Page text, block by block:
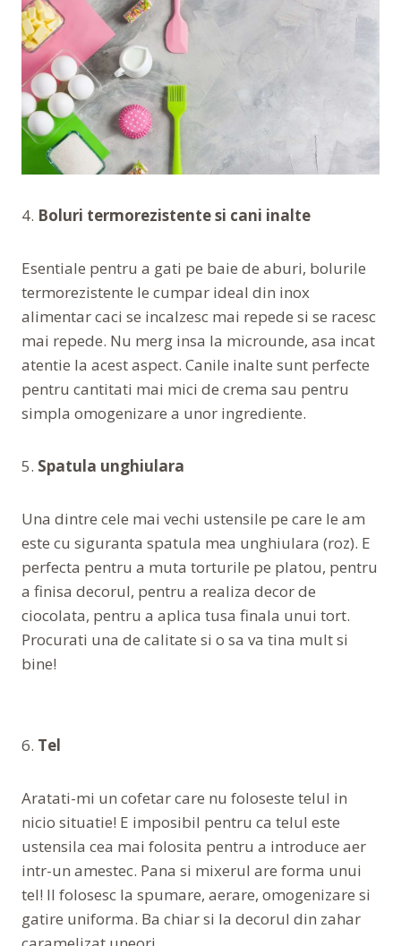
4. Boluri termorezistente si cani inalte
Esentiale pentru a gati pe baie de aburi, bolurile
termorezistente le cumpar ideal din inox
alimentar caci se incalzesc mai repede si se racesc
mai repede. Nu merg insa la microunde, asa incat
atentie la acest aspect. Canile inalte sunt perfecte
pentru cantitati mai mici de crema sau pentru
simpla omogenizare a unor ingrediente.
5. Spatula unghiulara
Una dintre cele mai vechi ustensile pe care le am
este cu siguranta spatula mea unghiulara (roz). E
perfecta pentru a muta torturile pe platou, pentru
a finisa decorul, pentru a realiza decor de
ciocolata, pentru a aplica tusa finala unui tort.
Procurati una de calitate si o sa va tina mult si
bine!
6. Tel
Aratati-mi un cofetar care nu foloseste telul in
nicio situatie! E imposibil pentru ca telul este
ustensila cea mai folosita pentru a introduce aer
intr-un amestec. Pana si mixerul are forma unui
tel! Il folosesc la spumare, aerare, omogenizare si
gatire uniforma. Ba chiar si la decorul din zahar